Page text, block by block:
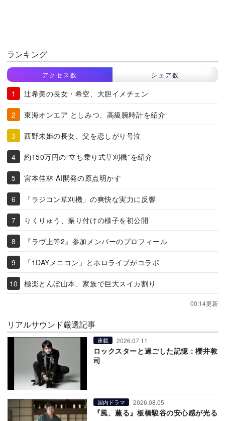
ランキング
アクセス数 シェア数
辻希美の長女・希空、大胆イメチェン
東海オンエア としみつ、高級腕時計を紹介
西野未姫の長女、父を恋しがり号泣
約150万円の“立ち乗り式草刈機”を紹介
宮本佳林 AI開発の原点明かす
「ラジコン草刈機」の爽快な実力に反響
りくりゅう、振り付けの様子を初公開
『ラヴ上等2』参加メンバーのプロフィール
「1DAYメニコン」とホロライブがコラボ
極楽とんぼ山本、家族で巨大スイカ割り
00:14更新
リアルサウンド厳選記事
連載 2026.07.11
ロックスターと過ごした記憶：櫻井敦
司
国内ドラマ 2026.08.05
『風、薫る』板橋駿谷の安心感が光る